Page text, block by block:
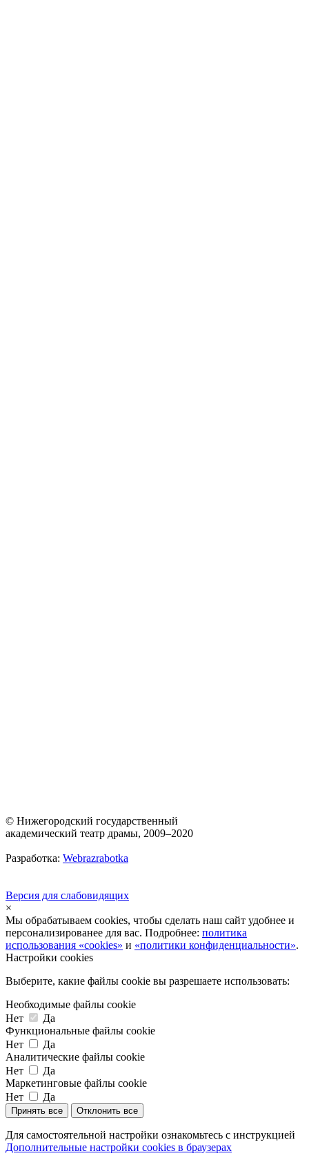
© Нижегородский государственный
академический театр драмы, 2009–2020
Разработка: Webrazrabotka
Версия для слабовидящих
×
Мы обрабатываем cookies, чтобы сделать наш сайт удобнее и
персонализированее для вас. Подробнее: политика
использования «cookies» и «политики конфиденциальности».
Настройки cookies
Выберите, какие файлы cookie вы разрешаете использовать:
Необходимые файлы cookie
Нет
Да
Функциональные файлы cookie
Нет
Да
Аналитические файлы cookie
Нет
Да
Маркетинговые файлы cookie
Нет
Да
Принять все Отклонить все
Для самостоятельной настройки ознакомьтесь с инструкцией
Дополнительные настройки cookies в браузерах